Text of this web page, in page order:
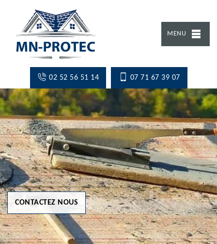
MENU
02 52 56 51 14 07 71 67 39 07
CONTACTEZ NOUS